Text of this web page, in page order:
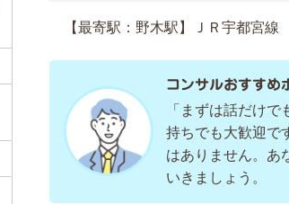
【最寄駅：野木駅】ＪＲ宇都
コンサルおすすめ
「まずは話だけ
持ちでも大歓迎で
はありません。あ
いきましょう。